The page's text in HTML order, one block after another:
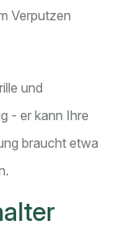
Verputzen
und
- er kann Ihre
braucht etwa